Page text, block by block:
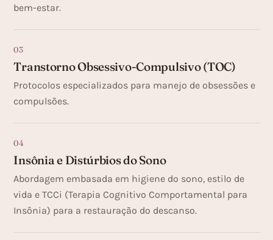
bem-estar.
03
Transtorno Obsessivo-Compulsivo (TOC)
Protocolos especializados para manejo de obsessões e
compulsões.
04
Insônia e Distúrbios do Sono
Abordagem embasada em higiene do sono, estilo de
vida e TCCi (Terapia Cognitivo Comportamental para
Insônia) para a restauração do descanso.